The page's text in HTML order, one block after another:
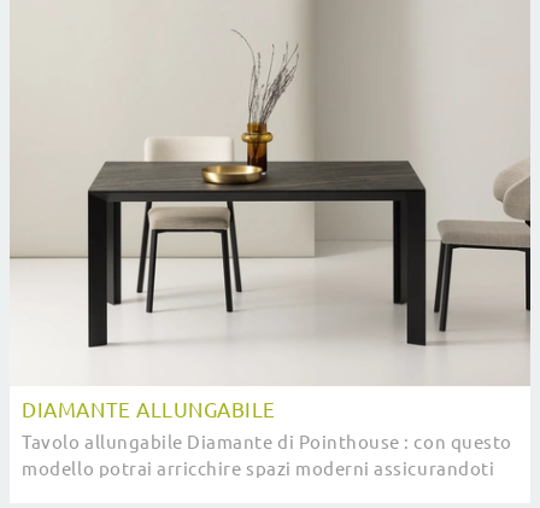
DIAMANTE ALLUNGABILE
Tavolo allungabile Diamante di Pointhouse : con questo
modello potrai arricchire spazi moderni assicurandoti